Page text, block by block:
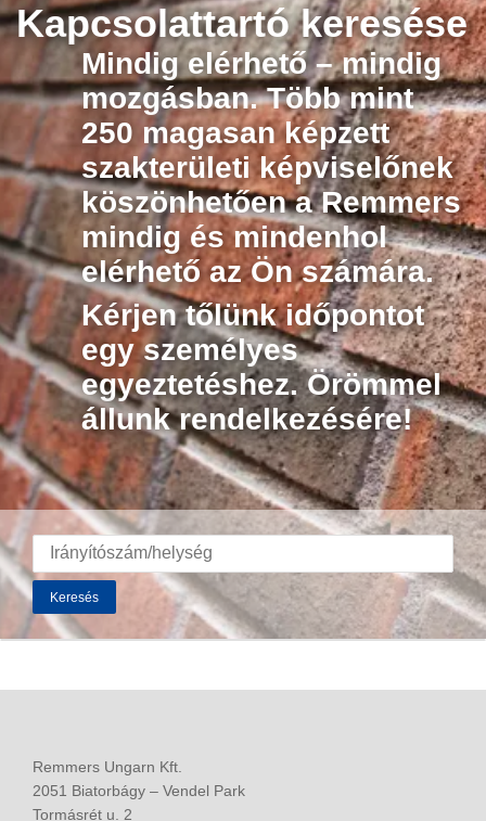
Kapcsolattartó keresése
Mindig elérhető – mindig
mozgásban. Több mint
250 magasan képzett
szakterületi képviselőnek
köszönhetően a Remmers
mindig és mindenhol
elérhető az Ön számára.
Kérjen tőlünk időpontot
egy személyes
egyeztetéshez. Örömmel
állunk rendelkezésére!
Keresés
Remmers Ungarn Kft.
2051 Biatorbágy – Vendel Park
Tormásrét u. 2